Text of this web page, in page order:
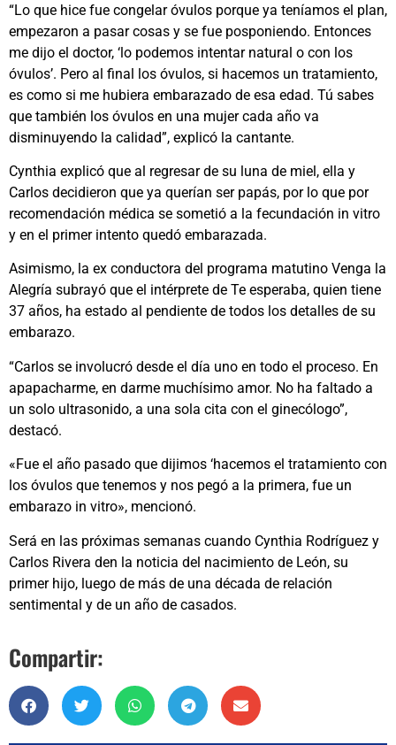
“Lo que hice fue congelar óvulos porque ya teníamos el plan,
empezaron a pasar cosas y se fue posponiendo. Entonces
me dijo el doctor, ‘lo podemos intentar natural o con los
óvulos’. Pero al final los óvulos, si hacemos un tratamiento,
es como si me hubiera embarazado de esa edad. Tú sabes
que también los óvulos en una mujer cada año va
disminuyendo la calidad”, explicó la cantante.
Cynthia explicó que al regresar de su luna de miel, ella y
Carlos decidieron que ya querían ser papás, por lo que por
recomendación médica se sometió a la fecundación in vitro
y en el primer intento quedó embarazada.
Asimismo, la ex conductora del programa matutino Venga la
Alegría subrayó que el intérprete de Te esperaba, quien tiene
37 años, ha estado al pendiente de todos los detalles de su
embarazo.
“Carlos se involucró desde el día uno en todo el proceso. En
apapacharme, en darme muchísimo amor. No ha faltado a
un solo ultrasonido, a una sola cita con el ginecólogo”,
destacó.
«Fue el año pasado que dijimos ‘hacemos el tratamiento con
los óvulos que tenemos y nos pegó a la primera, fue un
embarazo in vitro», mencionó.
Será en las próximas semanas cuando Cynthia Rodríguez y
Carlos Rivera den la noticia del nacimiento de León, su
primer hijo, luego de más de una década de relación
sentimental y de un año de casados.
Compartir: